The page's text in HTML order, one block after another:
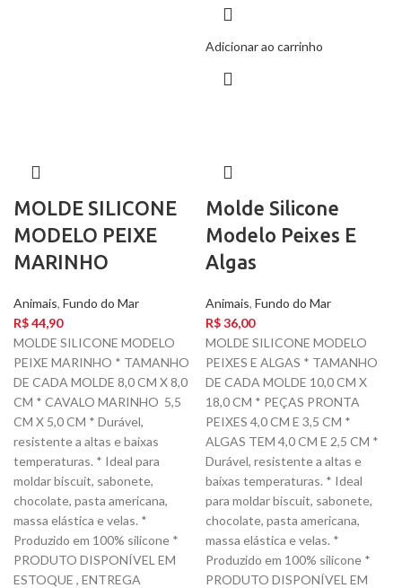
Adicionar ao carrinho
MOLDE SILICONE
MODELO PEIXE
MARINHO
Animais, Fundo do Mar
R$44,90
MOLDE SILICONE MODELO
PEIXE MARINHO * TAMANHO
DE CADA MOLDE 8,0 CM X 8,0
CM * CAVALO MARINHO 5,5
CM X 5,0 CM * Durável,
resistente a altas e baixas
temperaturas. * Ideal para
moldar biscuit, sabonete,
chocolate, pasta americana,
massa elástica e velas. *
Produzido em 100% silicone *
PRODUTO DISPONÍVEL EM
ESTOQUE , ENTREGA
Molde Silicone
Modelo Peixes E
Algas
Animais, Fundo do Mar
R$36,00
MOLDE SILICONE MODELO
PEIXES E ALGAS * TAMANHO
DE CADA MOLDE 10,0 CM X
18,0 CM * PEÇAS PRONTA
PEIXES 4,0 CM E 3,5 CM *
ALGAS TEM 4,0 CM E 2,5 CM *
Durável, resistente a altas e
baixas temperaturas. * Ideal
para moldar biscuit, sabonete,
chocolate, pasta americana,
massa elástica e velas. *
Produzido em 100% silicone *
PRODUTO DISPONÍVEL EM